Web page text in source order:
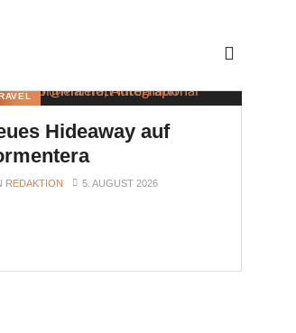
Hideaway auf
REDAKTION 5. AUGUST 2026